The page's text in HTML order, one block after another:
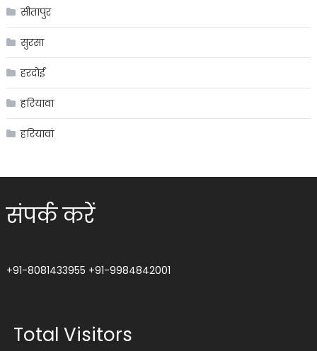
सीतापुर
सुरसा
हरदोई
हरियावां
हरियावां
संपर्क करें
+91-8081433955 +91-9984842001
Total Visitors